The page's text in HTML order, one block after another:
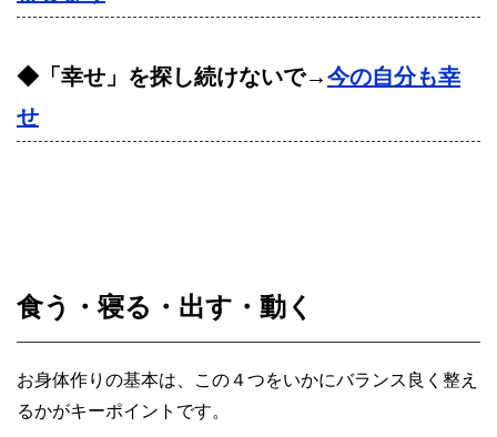
◆「幸せ」を探し続けないで→今の自分も幸
せ
食う・寝る・出す・動く
お身体作りの基本は、この４つをいかにバランス良く整え
るかがキーポイントです。